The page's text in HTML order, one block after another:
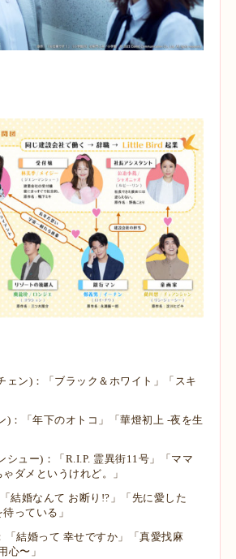
ェン)：「ブラック＆ホワイト」「スキ
)：「年下のオトコ」「華燈初上 -夜を生
シュー)：「R.I.P. 霊異街11号」「ママ
ダメというけれど。」
結婚なんて お断り!?」「先に愛した
っている」
「結婚って 幸せですか」「真愛找麻
心〜」